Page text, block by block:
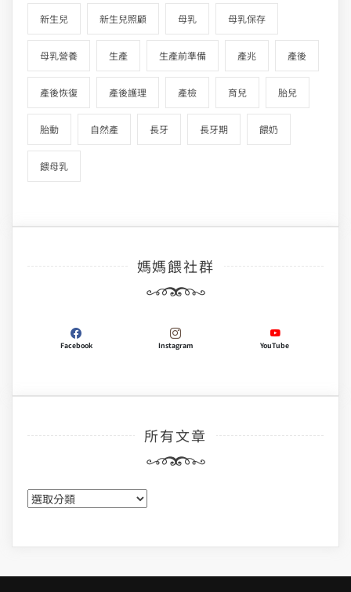
新生兒 新生兒照顧 母乳 母乳保存
母乳營養 生產 生產前準備 產兆 產後
產後恢復 產後護理 產檢 育兒 胎兒
胎動 自然產 長牙 長牙期 餵奶
餵母乳
媽媽餵社群
Facebook Instagram YouTube
所有文章
所
有
章